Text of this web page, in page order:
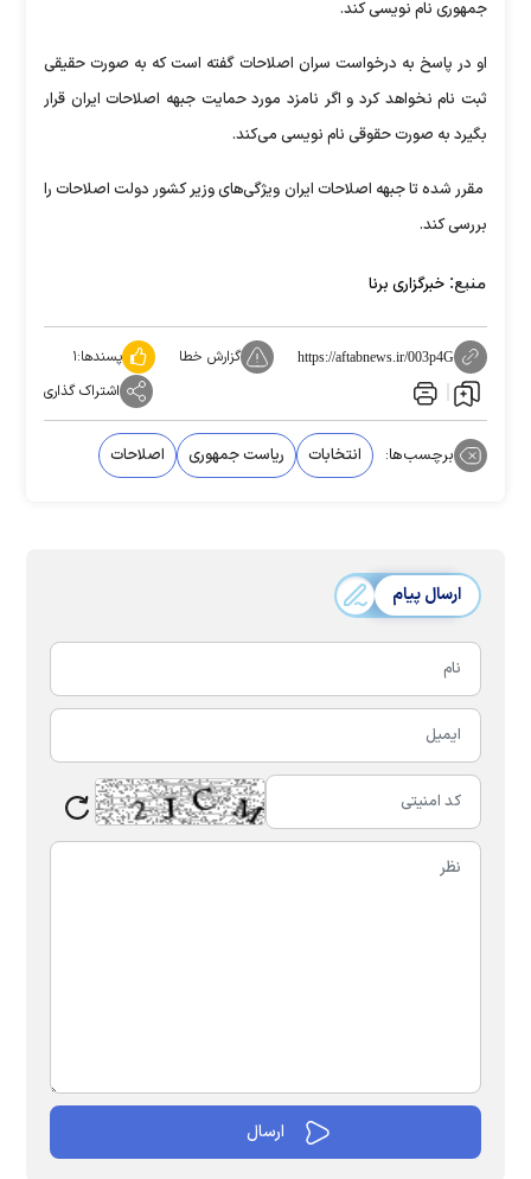
جمهوری نام نویسی کند.
او در پاسخ به درخواست سران اصلاحات گفته است که به صورت حقیقی
ثبت نام نخواهد کرد و اگر نامزد مورد حمایت جبهه اصلاحات ایران قرار
بگیرد به صورت حقوقی نام نویسی می‌کند.
مقرر شده تا جبهه اصلاحات ایران ویژگی‌های وزیر کشور دولت اصلاحات را
بررسی کند.
منبع: خبرگزاری برنا
https://aftabnews.ir/003p4G گزارش خطا پسندها:۱
اشتراک گذاری
برچسب‌ها: انتخابات ریاست جمهوری اصلاحات
ارسال پیام